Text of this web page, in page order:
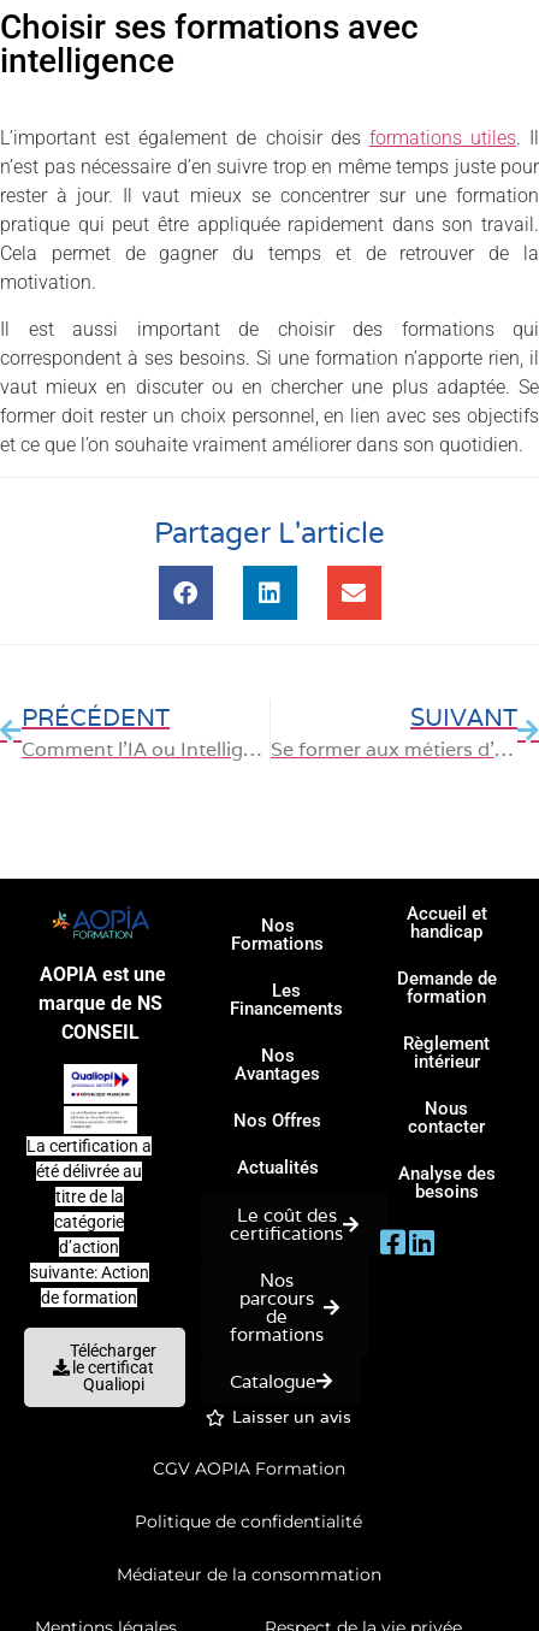
Choisir ses formations avec
intelligence
L’important est également de choisir des formations utiles. Il
n’est pas nécessaire d’en suivre trop en même temps juste pour
rester à jour. Il vaut mieux se concentrer sur une formation
pratique qui peut être appliquée rapidement dans son travail.
Cela permet de gagner du temps et de retrouver de la
motivation.
Il est aussi important de choisir des formations qui
correspondent à ses besoins. Si une formation n’apporte rien, il
vaut mieux en discuter ou en chercher une plus adaptée. Se
former doit rester un choix personnel, en lien avec ses objectifs
et ce que l’on souhaite vraiment améliorer dans son quotidien.
Partager L'article
PRÉCÉDENT
Comment l’IA ou Intelligence Artificielle transforme votre employabilité ?
SUIVANT
Se former aux métiers d’aujourd’hui et de demain, par où commencer ?
AOPIA est une
marque de NS
CONSEIL
La certification a
été délivrée au
titre de la
catégorie
d’action
suivante: Action
de formation
Télécharger
le certificat
Qualiopi
Nos
Formations
Les
Financements
Nos
Avantages
Nos Offres
Actualités
Le coût des
certifications
Nos
parcours
de
formations
Catalogue
Laisser un avis
Accueil et
handicap
Demande de
formation
Règlement
intérieur
Nous
contacter
Analyse des
besoins
CGV AOPIA Formation
Politique de confidentialité
Médiateur de la consommation